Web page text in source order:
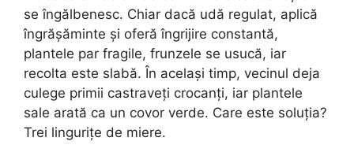
se îngălbenesc. Chiar dacă udă regulat, aplică
îngrășăminte și oferă îngrijire constantă,
plantele par fragile, frunzele se usucă, iar
recolta este slabă. În același timp, vecinul deja
culege primii castraveți crocanți, iar plantele
sale arată ca un covor verde. Care este soluția?
Trei lingurițe de miere.